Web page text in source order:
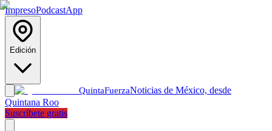
ImpresoPodcastApp
Edición
QuintaFuerzaNoticias de México, desde
Quintana Roo
Suscríbete gratis